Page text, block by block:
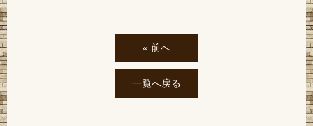
« 前へ
一覧へ戻る